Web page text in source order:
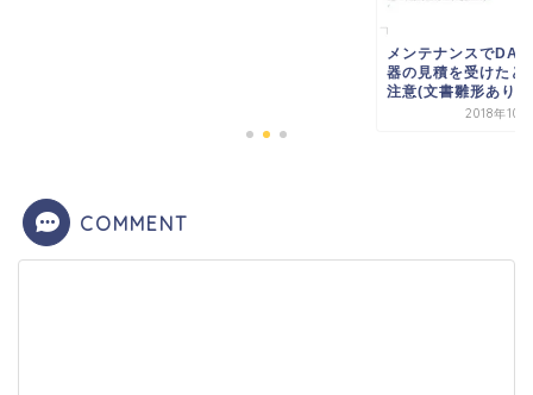
メンテナンスでDALI機
器の見積を受けたときの
COMMENT